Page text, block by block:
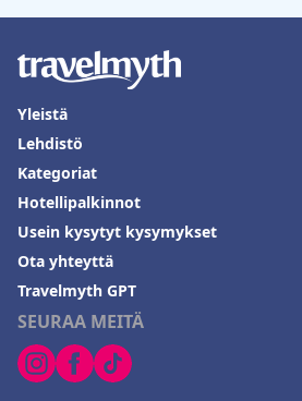
SEURAA MEITÄ
Yleistä
Lehdistö
Kategoriat
Hotellipalkinnot
Usein kysytyt kysymykset
Ota yhteyttä
Travelmyth GPT